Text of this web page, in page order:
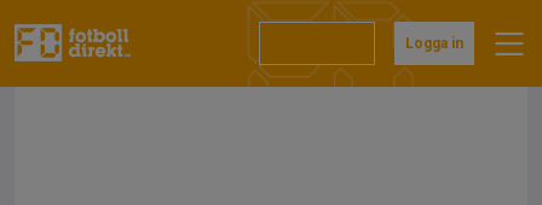
till
Logga in